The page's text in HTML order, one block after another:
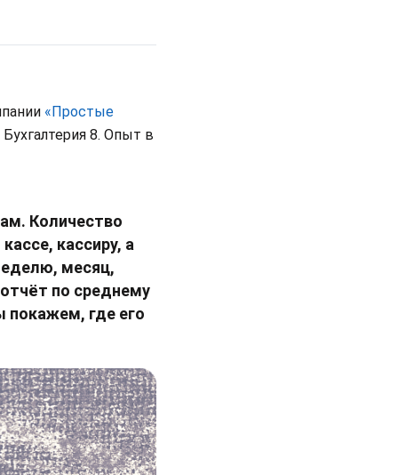
«Простые
8. Опыт в
Количество
кассиру, а
месяц,
по среднему
покажем, где его